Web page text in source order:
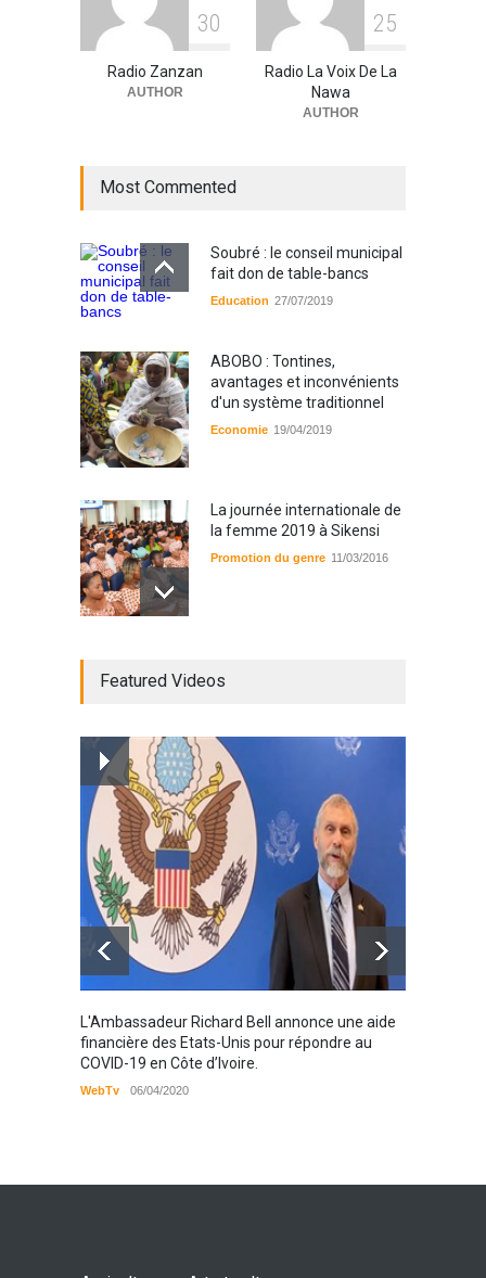
30
Radio Zanzan
AUTHOR
25
Radio La Voix De La
Nawa
AUTHOR
Most Commented
Soubré : le conseil municipal
fait don de table-bancs
Education 27/07/2019
ABOBO : Tontines,
avantages et inconvénients
d'un système traditionnel
Economie 19/04/2019
La journée internationale de
la femme 2019 à Sikensi
Promotion du genre 11/03/2016
Radio partenaire
Magazine : le service de
prise en charge des
personnes vivantes avec le
VIH
Santé 25/03/2019
Featured Videos
L'Ambassadeur Richard Bell annonce une aide
financière des Etats-Unis pour répondre au
COVID-19 en Côte d’Ivoire.
WebTv 06/04/2020